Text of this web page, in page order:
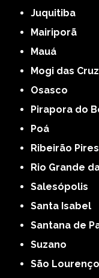
Juquitiba
Mairiporã
Mauá
Mogi das
Osasco
Pirapora do
Poá
Ribeirão Pires
Rio Grande
Salesópolis
Santa Isabel
Santana de
Suzano
São